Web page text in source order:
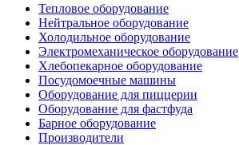
Тепловое оборудование
Нейтральное оборудование
Холодильное оборудование
Электромеханическое оборудование
Хлебопекарное оборудование
Посудомоечные машины
Оборудование для пиццерии
Оборудование для фастфуда
Барное оборудование
Производители